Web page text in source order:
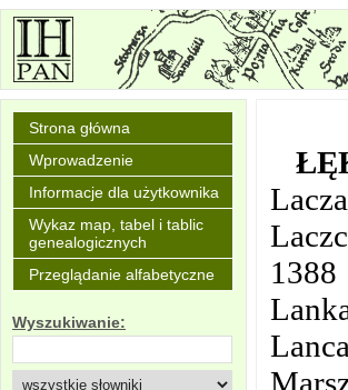
Strona główna
Wprowadzenie
Informacje dla użytkownika
Wykaz map, tabel i tablic
genealogicznych
Przeglądanie alfabetyczne
Wyszukiwanie: